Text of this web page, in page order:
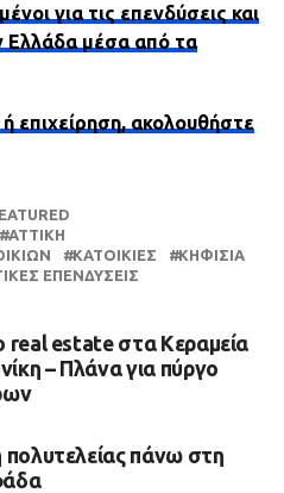
για τις επενδύσεις και
Ελλάδα μέσα από τα
επιχείρηση, ακολουθήστε
ΑΤΤΙΚΗ
ΚΑΤΟΙΚΊΕΣ
ΚΗΦΙΣΙΆ
ΕΠΕΝΔΎΣΕΙΣ
real estate στα Κεραμεία
– Πλάνα για πύργο
πολυτελείας πάνω στη